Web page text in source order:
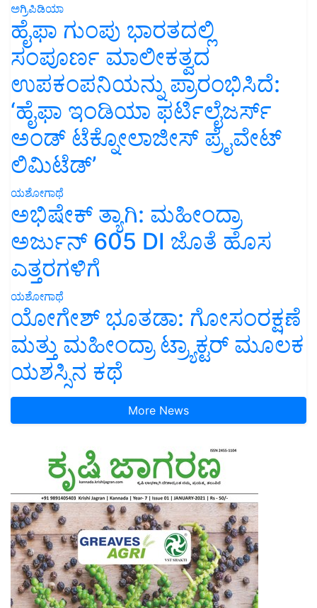
ಅಗ್ರಿಪಿಡಿಯಾ
ಹೈಫಾ ಗುಂಪು ಭಾರತದಲ್ಲಿ
ಸಂಪೂರ್ಣ ಮಾಲೀಕತ್ವದ
ಉಪಕಂಪನಿಯನ್ನು ಪ್ರಾರಂಭಿಸಿದೆ:
‘ಹೈಫಾ ಇಂಡಿಯಾ ಫರ್ಟಿಲೈಜರ್ಸ್
ಅಂಡ್ ಟೆಕ್ನೋಲಾಜೀಸ್ ಪ್ರೈವೇಟ್
ಲಿಮಿಟೆಡ್’
ಯಶೋಗಾಥೆ
ಅಭಿಷೇಕ್ ತ್ಯಾಗಿ: ಮಹೀಂದ್ರಾ
ಅರ್ಜುನ್ 605 DI ಜೊತೆ ಹೊಸ
ಎತ್ತರಗಳಿಗೆ
ಯಶೋಗಾಥೆ
ಯೋಗೇಶ್ ಭೂತಡಾ: ಗೋಸಂರಕ್ಷಣೆ
ಮತ್ತು ಮಹೀಂದ್ರಾ ಟ್ರ್ಯಾಕ್ಟರ್ ಮೂಲಕ
ಯಶಸ್ಸಿನ ಕಥೆ
More News